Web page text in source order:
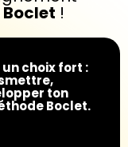
!
choix fort :
ton
Boclet.